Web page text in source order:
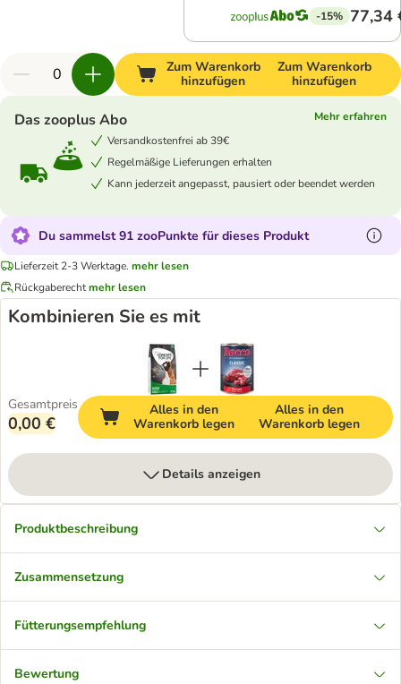
-15% 77,34
Zum Warenkorb
hinzufügen
Zum Warenkorb
hinzufügen
Das zooplus Abo
Mehr erfahren
Versandkostenfrei ab 39€
Regelmäßige Lieferungen erhalten
Kann jederzeit angepasst, pausiert oder beendet werden
Du sammelst 91 zooPunkte für dieses Produkt
Lieferzeit 2-3 Werktage. mehr lesen
Rückgaberechtmehr lesen
Kombinieren Sie es mit
Gesamtpreis
0,00 €
Alles in den
Warenkorb legen
Alles in den
Warenkorb legen
Details anzeigen
Produktbeschreibung
Zusammensetzung
Fütterungsempfehlung
Bewertung